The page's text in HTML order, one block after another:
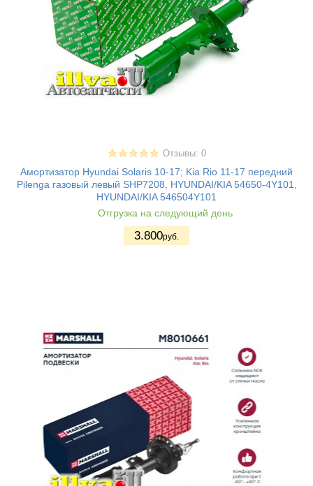
Отзывы: 0
Амортизатор Hyundai Solaris 10-17; Kia Rio 11-17 передний
Pilenga газовый левый SHP7208, HYUNDAI/KIA 54650-4Y101,
HYUNDAI/KIA 546504Y101
Отгрузка на следующий день
3.800руб.